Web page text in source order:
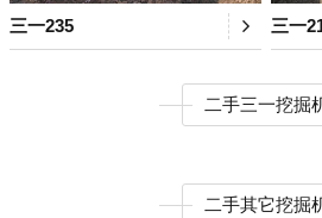
三一235 三一
二手三一挖掘
二手其它挖掘